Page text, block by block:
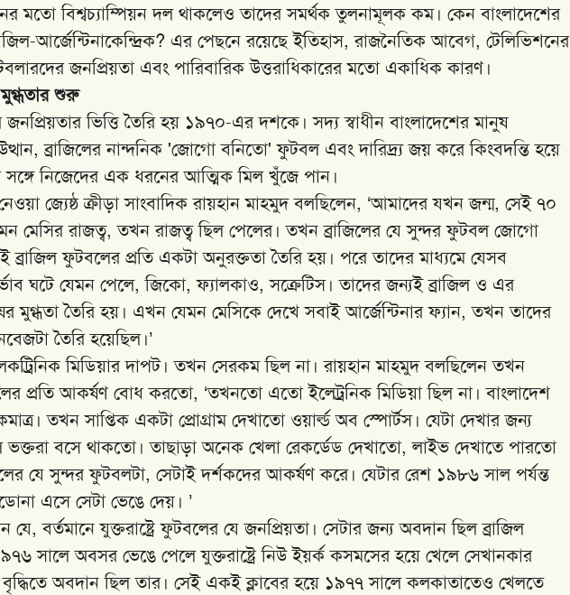
মতো বিশ্বচ্যাম্পিয়ন দল থাকলেও তাদের সমর্থক তুলনামূলক কম। কেন বাংলাদেশের
আর্জেন্টিনাকেন্দ্রিক? এর পেছনে রয়েছে ইতিহাস, রাজনৈতিক আবেগ, টেলিভিশনের
জনপ্রিয়তা এবং পারিবারিক উত্তরাধিকারের মতো একাধিক কারণ।
মুগ্ধতার শুরু
জনপ্রিয়তার ভিত্তি তৈরি হয় ১৯৭০-এর দশকে। সদ্য স্বাধীন বাংলাদেশের মানুষ
ব্রাজিলের নান্দনিক 'জোগো বনিতো' ফুটবল এবং দারিদ্র্য জয় করে কিংবদন্তি হয়ে
সঙ্গে নিজেদের এক ধরনের আত্মিক মিল খুঁজে পান।
জ্যেষ্ঠ ক্রীড়া সাংবাদিক রায়হান মাহমুদ বলছিলেন, ‘আমাদের যখন জন্ম, সেই ৭০
মেসির রাজত্ব, তখন রাজত্ব ছিল পেলের। তখন ব্রাজিলের যে সুন্দর ফুটবল জোগো
ব্রাজিল ফুটবলের প্রতি একটা অনুরক্ততা তৈরি হয়। পরে তাদের মাধ্যমে যেসব
ঘটে যেমন পেলে, জিকো, ফ্যালকাও, সক্রেটিস। তাদের জন্যই ব্রাজিল ও এর
মুগ্ধতা তৈরি হয়। এখন যেমন মেসিকে দেখে সবাই আর্জেন্টিনার ফ্যান, তখন তাদের
তৈরি হয়েছিল।’
মিডিয়ার দাপট। তখন সেরকম ছিল না। রায়হান মাহমুদ বলছিলেন তখন
প্রতি আকর্ষণ বোধ করতো, ‘তখনতো এতো ইলেট্রনিক মিডিয়া ছিল না। বাংলাদেশ
তখন সাপ্তিক একটা প্রোগ্রাম দেখাতো ওয়ার্ল্ড অব স্পোর্টস। যেটা দেখার জন্য
বসে থাকতো। তাছাড়া অনেক খেলা রেকর্ডেড দেখাতো, লাইভ দেখাতে পারতো
যে সুন্দর ফুটবলটা, সেটাই দর্শকদের আকর্ষণ করে। যেটার রেশ ১৯৮৬ সাল পর্যন্ত
এসে সেটা ভেঙে দেয়। ’
বর্তমানে যুক্তরাষ্ট্রে ফুটবলের যে জনপ্রিয়তা। সেটার জন্য অবদান ছিল ব্রাজিল
সালে অবসর ভেঙে পেলে যুক্তরাষ্ট্রে নিউ ইয়র্ক কসমসের হয়ে খেলে সেখানকার
অবদান ছিল তার। সেই একই ক্লাবের হয়ে ১৯৭৭ সালে কলকাতাতেও খেলতে